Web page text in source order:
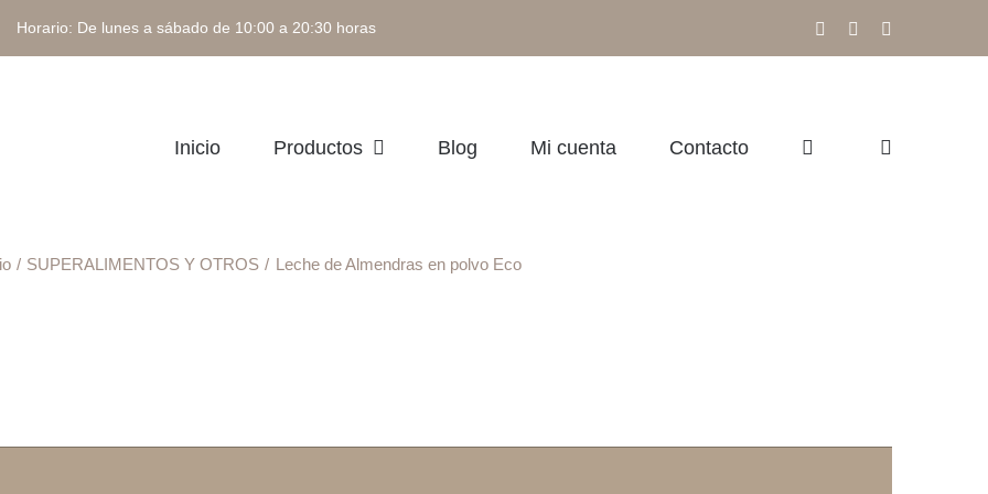
De lunes a sábado de 10:00 a 20:30 horas FacebookInstagram
Inicio Productos Blog Mi cuenta Contacto
SUPERALIMENTOS Y OTROS Leche de Almendras en polvo Eco